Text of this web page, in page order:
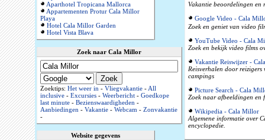
Aparthotel Tropicana Mallorca
Appartementen Protur Cala Millor
Playa
Hotel Cala Millor Garden
Hotel Vista Blava
Zoek naar Cala Millor
Zoektips: Het weer in- Vliegvakantie-All
inclusive- Excursies- Weerbericht- Goedkope
last minute- Bezienswaardigheden-
Aanbiedingen- Vakantie- Webcam- Zonvakantie
-
Website gegevens
Vakantie beoordelingen en
Google Video - Cala
Zoek en geniet van video
YouTube Video - Cala
Zoek en bekijk video films
Vakantie Reiswijzer -
Reisverhalen door reizigers
campings
Picture Search - Cala
Zoek naar afbeeldingen en
Wikipedia - Cala Millor
Algemene informatie over
encyclopedie.